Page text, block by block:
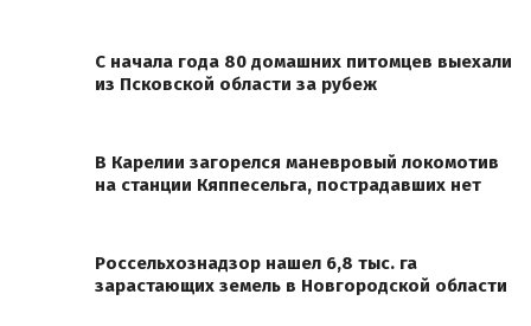
С начала года 80 домашних питомцев выехали
из Псковской области за рубеж
В Карелии загорелся маневровый локомотив
на станции Кяппесельга, пострадавших нет
Россельхознадзор нашел 6,8 тыс. га
зарастающих земель в Новгородской области